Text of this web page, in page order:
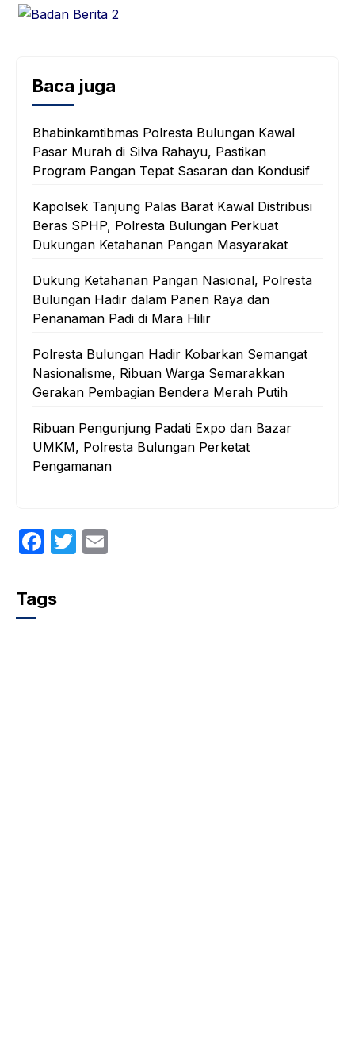
Baca juga
Bhabinkamtibmas Polresta Bulungan Kawal
Pasar Murah di Silva Rahayu, Pastikan
Program Pangan Tepat Sasaran dan Kondusif
Kapolsek Tanjung Palas Barat Kawal Distribusi
Beras SPHP, Polresta Bulungan Perkuat
Dukungan Ketahanan Pangan Masyarakat
Dukung Ketahanan Pangan Nasional, Polresta
Bulungan Hadir dalam Panen Raya dan
Penanaman Padi di Mara Hilir
Polresta Bulungan Hadir Kobarkan Semangat
Nasionalisme, Ribuan Warga Semarakkan
Gerakan Pembagian Bendera Merah Putih
Ribuan Pengunjung Padati Expo dan Bazar
UMKM, Polresta Bulungan Perketat
Pengamanan
F
c
e
T
Tags